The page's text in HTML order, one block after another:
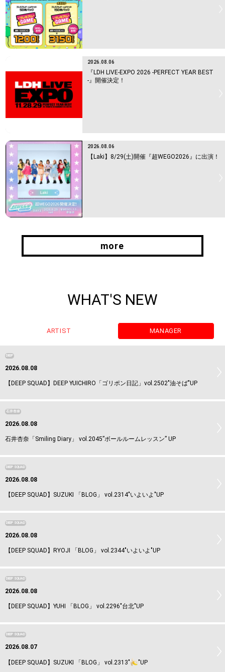
2026.08.06
『LDH LIVE-EXPO 2026 -PERFECT YEAR BEST
-』開催決定！
2026.08.06
【Laki】8/29(土)開催『超WEGO2026』に出演！
more
WHAT'S NEW
ARTIST MANAGER
DEEP
2026.08.08
【DEEP SQUAD】DEEP YUICHIRO「ゴリポン日記」vol.2502"油そば"UP
石井杏奈
2026.08.08
石井杏奈「Smiling Diary」 vol.2045”ボールルームレッスン” UP
DEEP SQUAD
2026.08.08
【DEEP SQUAD】SUZUKI 「BLOG」 vol.2314"いよいよ"UP
DEEP SQUAD
2026.08.08
【DEEP SQUAD】RYOJI 「BLOG」 vol.2344"いよいよ"UP
DEEP SQUAD
2026.08.08
【DEEP SQUAD】YUHI 「BLOG」 vol.2296"台北"UP
DEEP SQUAD
2026.08.07
【DEEP SQUAD】SUZUKI 「BLOG」 vol.2313" "UP